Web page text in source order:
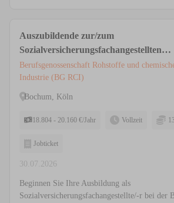
Auszubildende zur/zum
Sozialversicherungsfachangestellten
(m/w/d) Köln, Bochum
Berufsgenossenschaft Rohstoffe und
Industrie (BG RCI)
Bochum, Köln
18.804 - 20.160 €/Jahr Vollzeit
Jobticket
30.07.2026
Beginnen Sie Ihre Ausbildung als
Sozialversicherungsfachangestellte/-r bei der